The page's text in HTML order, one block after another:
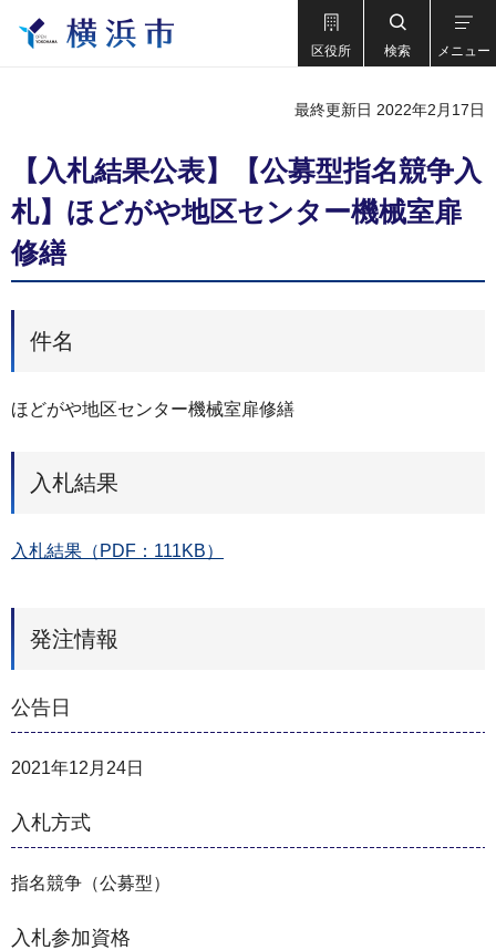
区役所 検索 メニュー
最終更新日 2022年2月17日
【入札結果公表】【公募型指名競争入
札】ほどがや地区センター機械室扉
修繕
件名
ほどがや地区センター機械室扉修繕
入札結果
入札結果（PDF：111KB）
発注情報
公告日
2021年12月24日
入札方式
指名競争（公募型）
入札参加資格